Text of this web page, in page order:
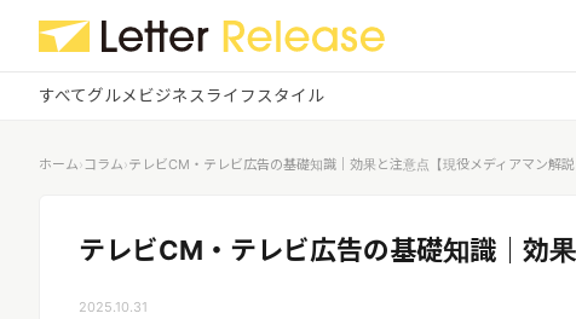
すべてグルメ ビジネス ライフスタイル
✕
ログイン ✕
プレスリリース配信ユーザー
企業ユーザーでログイン
ホーム›コラム›テレビCM・テレビ広告の基礎知識｜効果と注意点【現役メディアマン解説
テレビCM・テレビ広告の基礎知識｜効
2025.10.31